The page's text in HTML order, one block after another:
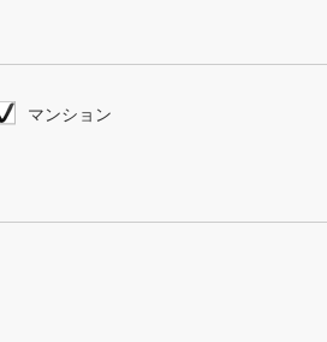
マンション